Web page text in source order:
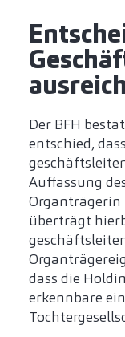
Der BFH
entschied,
Auffassung
Organträgerin
überträgt
dass die
erkennbare